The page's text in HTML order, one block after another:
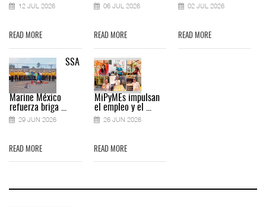
12 JUL 2026
READ MORE
SSA
Marine México
refuerza briga ...
29 JUN 2026
READ MORE
06 JUL 2026
READ MORE
MiPyMEs impulsan
el empleo y el ...
26 JUN 2026
READ MORE
02 JUL 2026
READ MORE